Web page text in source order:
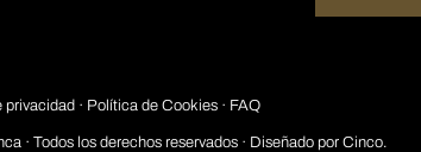
privacidad · Política de Cookies · FAQ
· Todos los derechos reservados · Diseñado porCinco.